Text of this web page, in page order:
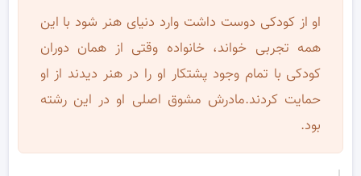
او از کودکی دوست داشت وارد دنیای هنر شود با این
همه تجربی خواند، خانواده وقتی از همان دوران
کودکی با تمام وجود پشتکار او را در هنر دیدند از او
حمایت کردند.مادرش مشوق اصلی او در این رشته
بود.